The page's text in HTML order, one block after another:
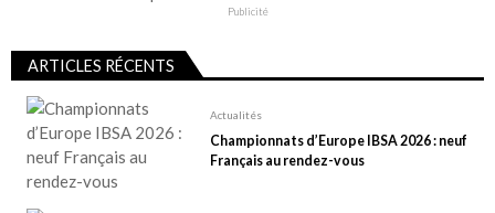
Publicité
ARTICLES RÉCENTS
Actualités
Championnats d’Europe IBSA 2026 : neuf
Français au rendez-vous